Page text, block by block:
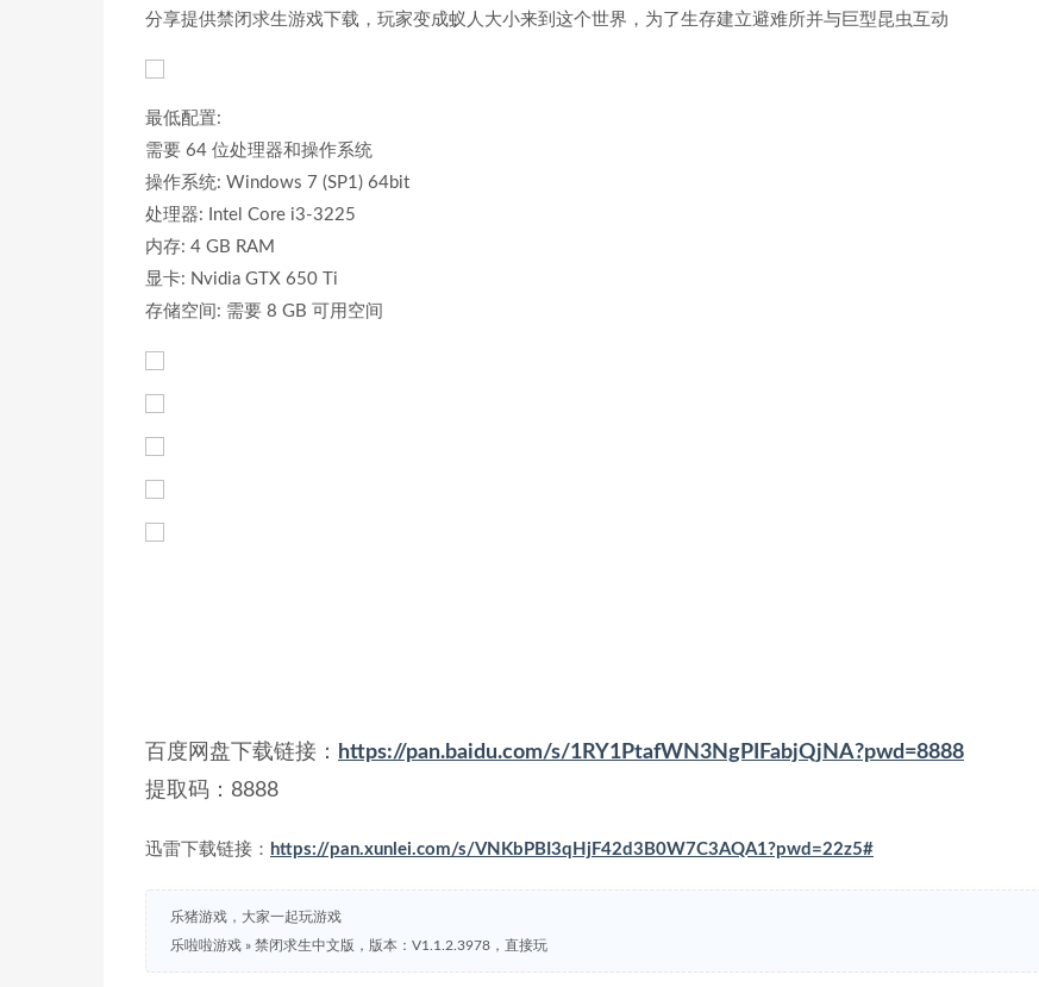
分享提供禁闭求生游戏下载，玩家变成蚁人大小来到这个世界，为了生存建立避难所并与巨型昆虫互动
最低配置:
需要 64 位处理器和操作系统
操作系统: Windows 7 (SP1) 64bit
处理器: Intel Core i3-3225
内存: 4 GB RAM
显卡: Nvidia GTX 650 Ti
存储空间: 需要 8 GB 可用空间
百度网盘下载链接：
https://pan.baidu.com/s/1RY1PtafWN3NgPIFabjQjNA?pwd=8888
提取码：8888
迅雷下载链接： https://pan.xunlei.com/s/VNKbPBI3qHjF42d3B0W7C3AQA1?pwd=22z5#
乐猪游戏，大家一起玩游戏
乐啦啦游戏 » 禁闭求生中文版，版本：V1.1.2.3978，直接玩